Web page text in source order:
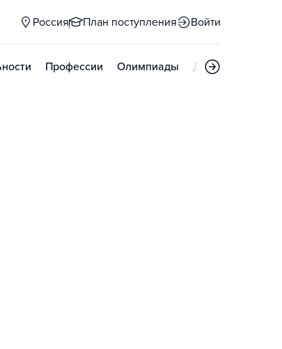
Россия План поступления Войти
Профессии Олимпиады Дни открытых